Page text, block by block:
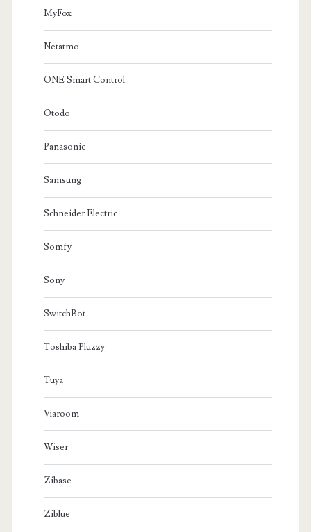
MyFox
Netatmo
ONE Smart Control
Otodo
Panasonic
Samsung
Schneider Electric
Somfy
Sony
SwitchBot
Toshiba Pluzzy
Tuya
Viaroom
Wiser
Zibase
Ziblue